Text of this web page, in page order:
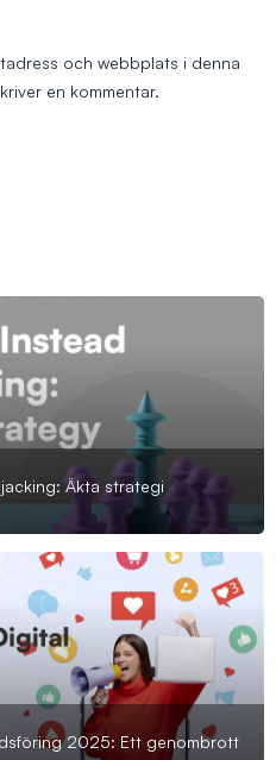
och webbplats i denna
en kommentar.
Äkta strategi
2025: Ett genombrott